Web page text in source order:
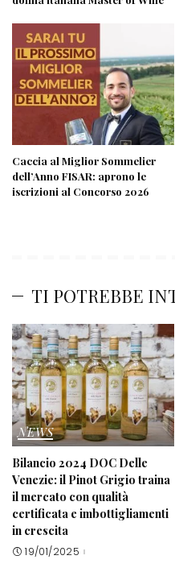
Caccia al Miglior Sommelier
dell’Anno FISAR: aprono le
iscrizioni al Concorso 2026
TI POTREBBE
NEWS
Bilancio 2024 DOC Delle
Venezie: il Pinot Grigio traina
il mercato con qualità
certificata e imbottigliamenti
in crescita
19/01/2025